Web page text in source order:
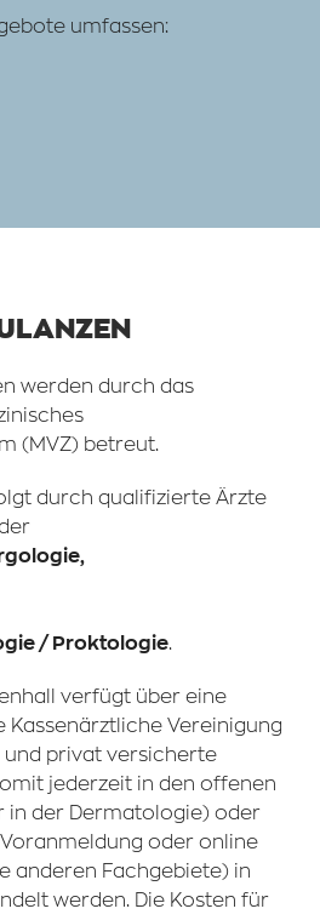
umfassen:
werden durch das
(MVZ) betreut.
durch qualifizierte Ärzte
/ Proktologie.
verfügt über eine
Kassenärztliche Vereinigung
und privat versicherte
jederzeit in den offenen
in der Dermatologie) oder
oder online
anderen Fachgebiete) in
werden. Die Kosten für